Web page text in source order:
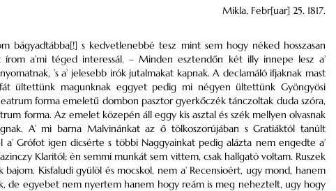
Mikla, Febr[uar] 25. 1817.
bágyadtábba[!] s kedvetlenebbé tesz mint sem hogy néked hosszasan
a’mi téged interessál. – Minden esztendőn két illy innepe lesz a’
’s a’ jelesebb irók jutalmakat kapnak. A declamáló ifjaknak mast
ültettünk magunknak eggyet pedig mi négyen ültettünk Gyöngyösi
forma emeletű dombon pasztor gyerkőczék tánczoltak duda szóra,
forma. Az emelet közepén áll eggy kis asztal és szék mellyen olvasnak
A’ mi barna Malvinánkat az ő tölkoszorújában s Gratiáktól tanúlt
Grófot igen dicsérte s többi Naggyainkat pedig alázta nem engedte a’
Klaritól; én semmi munkát sem vittem, csak hallgató voltam. Ruszek
Kisfaludi gyülöl és mocskol, nem a’ Recensioért, ugy mond, hanem
de egyebet nem nyertem hanem hogy reám is meg neheztelt, ugy hogy